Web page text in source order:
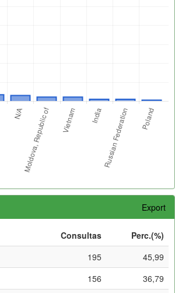
Export
Consultas
Perc.(%)
195
45,99
156
36,79